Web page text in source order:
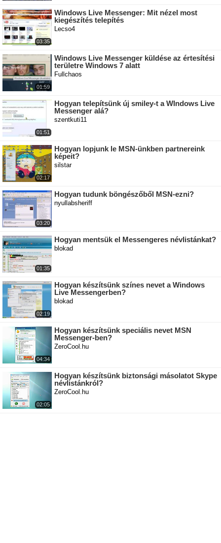
03:35
Windows Live Messenger: Mit nézel most
kiegészítés telepítés
Lecso4
01:59
Windows Live Messenger küldése az értesítési
területre Windows 7 alatt
Fullchaos
01:51
Hogyan telepítsünk új smiley-t a WIndows Live
Messenger alá?
szentkuti11
02:17
Hogyan lopjunk le MSN-ünkben partnereink
képeit?
silstar
03:20
Hogyan tudunk böngészőből MSN-ezni?
nyullabsheriff
01:35
Hogyan mentsük el Messengeres névlistánkat?
blokad
02:19
Hogyan készítsünk színes nevet a Windows
Live Messengerben?
blokad
04:34
Hogyan készítsünk speciális nevet MSN
Messenger-ben?
ZeroCool.hu
02:05
Hogyan készítsünk biztonsági másolatot Skype
névlistánkról?
ZeroCool.hu